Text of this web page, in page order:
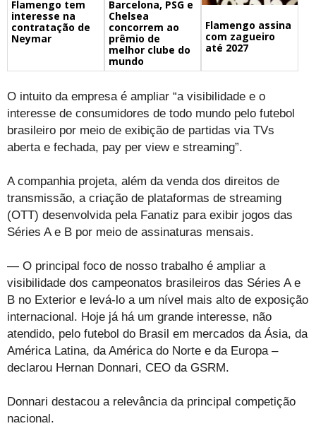
Flamengo tem
interesse na
contratação de
Neymar
Barcelona, PSG e
Chelsea
concorrem ao
prêmio de
melhor clube do
mundo
Flamengo assina
com zagueiro
até 2027
O intuito da empresa é ampliar “a visibilidade e o
interesse de consumidores de todo mundo pelo futebol
brasileiro por meio de exibição de partidas via TVs
aberta e fechada, pay per view e streaming”.
A companhia projeta, além da venda dos direitos de
transmissão, a criação de plataformas de streaming
(OTT) desenvolvida pela Fanatiz para exibir jogos das
Séries A e B por meio de assinaturas mensais.
— O principal foco de nosso trabalho é ampliar a
visibilidade dos campeonatos brasileiros das Séries A e
B no Exterior e levá-lo a um nível mais alto de exposição
internacional. Hoje já há um grande interesse, não
atendido, pelo futebol do Brasil em mercados da Ásia, da
América Latina, da América do Norte e da Europa –
declarou Hernan Donnari, CEO da GSRM.
Donnari destacou a relevância da principal competição
nacional.